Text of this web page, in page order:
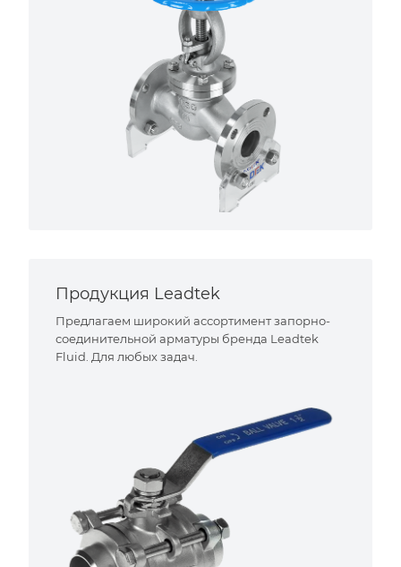
Продукция Leadtek
Предлагаем широкий ассортимент запорно-
соединительной арматуры бренда Leadtek
Fluid. Для любых задач.